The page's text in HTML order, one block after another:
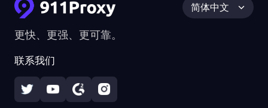
更快、更强、更可靠。
联系我们
简体中文